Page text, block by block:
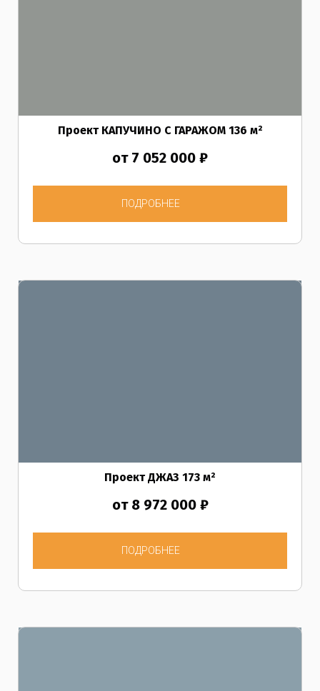
Проект КАПУЧИНО С ГАРАЖОМ 136 м²
от 7 052 000 ₽
ПОДРОБНЕЕ
Проект ДЖАЗ 173 м²
от 8 972 000 ₽
ПОДРОБНЕЕ